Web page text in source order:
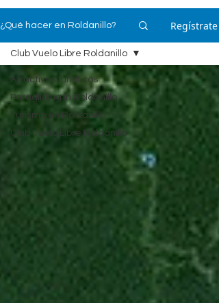
¿Qué hacer en Roldanillo? Regístrate
Atractivos turísticos
Paragliding in Roldanillo
Turismo en Roldanillo
Club Vuelo Libre Roldanillo
Club Vuelo Libre Roldanillo